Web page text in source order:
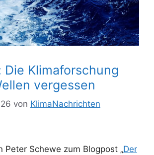
Die Klimaforschung
vergessen
von KlimaNachrichten
Peter Schewe zum Blogpost „Der